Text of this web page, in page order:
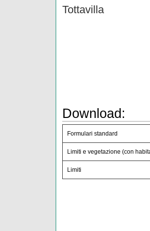
Tottavilla
Download:
Formulari standard
Limiti e vegetazione (con
Limiti